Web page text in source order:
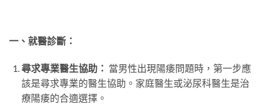
一、就醫診斷：
尋求專業醫生協助： 當男性出現陽痿問題時，第一步應
該是尋求專業的醫生協助。家庭醫生或泌尿科醫生是治
療陽痿的合適選擇。